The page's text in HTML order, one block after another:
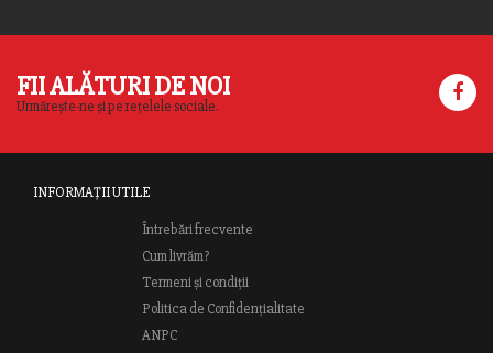
FII ALĂTURI DE NOI
Urmărește-ne și pe rețelele sociale.
INFORMAȚII UTILE
Întrebări frecvente
Cum livrăm?
Termeni și condiții
Politica de Confidențialitate
ANPC